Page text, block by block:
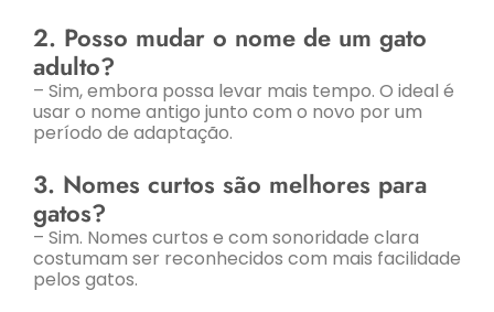
2. Posso mudar o nome de um gato
adulto?
– Sim, embora possa levar mais tempo. O ideal é
usar o nome antigo junto com o novo por um
período de adaptação.
3. Nomes curtos são melhores para
gatos?
– Sim. Nomes curtos e com sonoridade clara
costumam ser reconhecidos com mais facilidade
pelos gatos.